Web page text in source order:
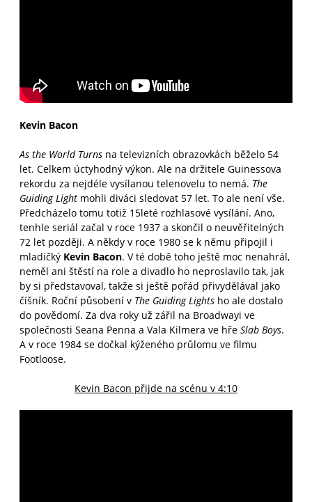
Kevin Bacon
As the World Turns na televizních obrazovkách běželo 54
let. Celkem úctyhodný výkon. Ale na držitele Guinessova
rekordu za nejdéle vysílanou telenovelu to nemá. The
Guiding Light mohli diváci sledovat 57 let. To ale není vše.
Předcházelo tomu totiž 15leté rozhlasové vysílání. Ano,
tenhle seriál začal v roce 1937 a skončil o neuvěřitelných
72 let později. A někdy v roce 1980 se k němu připojil i
mladičký Kevin Bacon. V té době toho ještě moc nenahrál,
neměl ani štěstí na role a divadlo ho neproslavilo tak, jak
by si představoval, takže si ještě pořád přivydělával jako
číšník. Roční působení v The Guiding Lights ho ale dostalo
do povědomí. Za dva roky už zářil na Broadwayi ve
společnosti Seana Penna a Vala Kilmera ve hře Slab Boys.
A v roce 1984 se dočkal kýženého průlomu ve filmu
Footloose.
Kevin Bacon přijde na scénu v 4:10